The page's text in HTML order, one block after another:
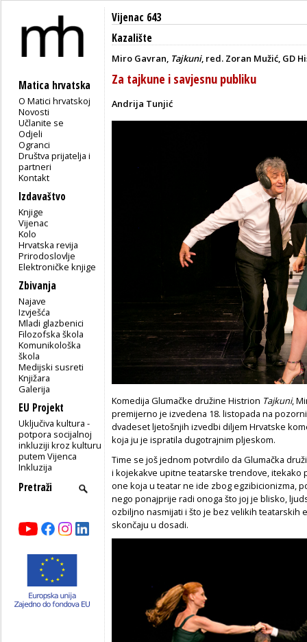
Matica hrvatska
O Matici hrvatskoj
Novosti
Učlanite se
Odjeli
Ogranci
Društva prijatelja i
partneri
Kontakt
Izdavaštvo
Knjige
Vijenac
Kolo
Hrvatska revija
Prirodoslovlje
Elektroničke knjige
Zbivanja
Najave
Izvješća
Mladi glazbenici
Filozofska škola
Komunikološka
škola
Medijski susreti
Knjižara
Galerija
EU Projekt
Uključiva kultura -
potpora socijalnoj
inkluziji kroz kulturu
putem Vijenca
Inkluzija
Vijenac 643
Kazalište
Miro Gavran, Tajkuni, red. Zoran Mužić, GD
Za tajkune i savjesnu publiku
Andrija Tunjić
Komedija Glumačke družine Histrion Tajkuni,
premijerno je izvedena 18. listopada na
dvadeset ljetošnjih izvedbi diljem Hrvatske
koja ju je ispratila dugotrajnim pljeskom.
Time se još jednom potvrdilo da Glumačka
i kojekakve upitne teatarske trendove,
one koja u teatar ne ide zbog egzibicionizma,
nego ponajprije radi onoga što joj je blisko,
ozbiljno nasmijati i što je bez velikih teatarskih
skončaju u dosadi.